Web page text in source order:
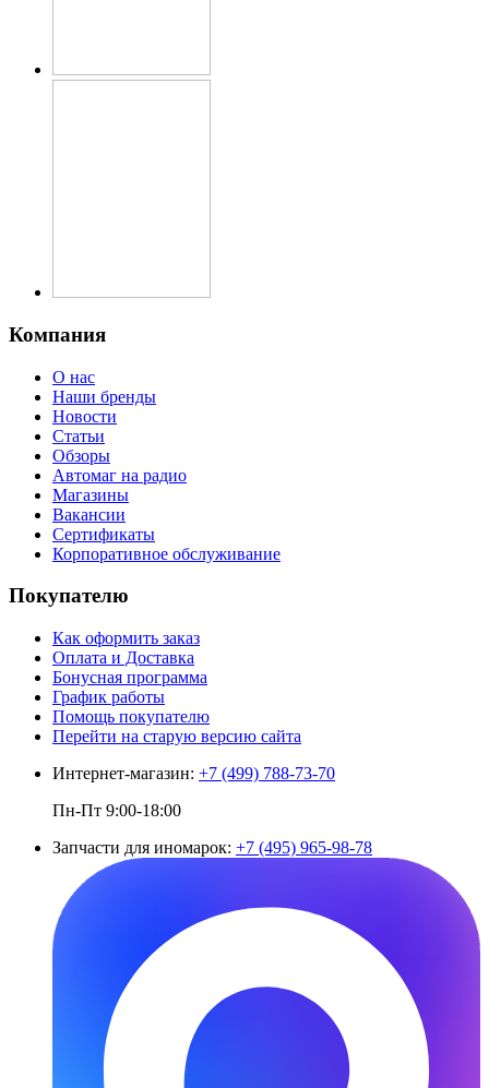
Компания
О нас
Наши бренды
Новости
Статьи
Обзоры
Автомаг на радио
Магазины
Вакансии
Сертификаты
Корпоративное обслуживание
Покупателю
Как оформить заказ
Оплата и Доставка
Бонусная программа
График работы
Помощь покупателю
Перейти на старую версию сайта
Интернет-магазин: +7 (499) 788-73-70
Пн-Пт 9:00-18:00
Запчасти для иномарок: +7 (495) 965-98-78